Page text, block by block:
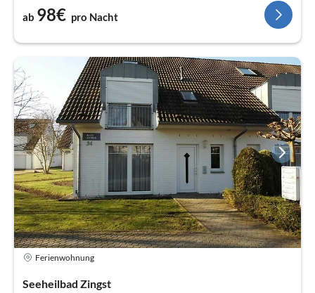
ab 98€ pro Nacht
Ferienwohnung
Seeheilbad Zingst